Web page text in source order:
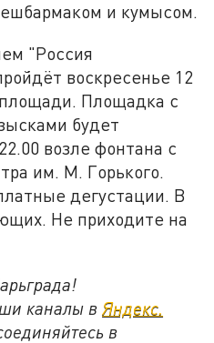
и кумысом.
"Россия
воскресенье 12
Площадка с
будет
возле фонтана с
им. М. Горького.
дегустации. В
Не приходите на
каналы в Яндекс.
в